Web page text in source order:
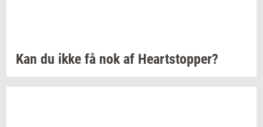
Kan du ikke få nok af Heart­stop­per?